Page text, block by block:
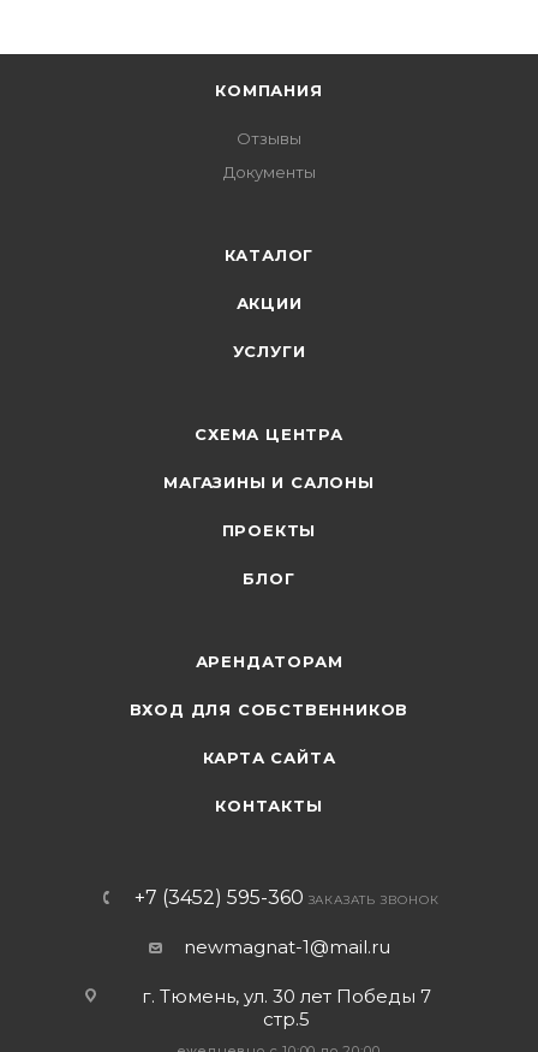
КОМПАНИЯ
Отзывы
Документы
КАТАЛОГ
АКЦИИ
УСЛУГИ
СХЕМА ЦЕНТРА
МАГАЗИНЫ И САЛОНЫ
ПРОЕКТЫ
БЛОГ
АРЕНДАТОРАМ
ВХОД ДЛЯ СОБСТВЕННИКОВ
КАРТА САЙТА
КОНТАКТЫ
+7 (3452) 595-360 ЗАКАЗАТЬ ЗВОНОК
newmagnat-1@mail.ru
г. Тюмень, ул. 30 лет Победы 7
стр.5